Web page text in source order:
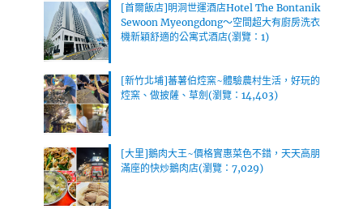
[首爾飯店]明洞世運酒店Hotel The Bontanik
Sewoon Myeongdong～空間超大有廚房洗衣
機新穎舒適的公寓式酒店(瀏覽：1)
[新竹北埔]蕃薯伯焢窯~體驗農村生活，好玩的
焢窯、做披薩、草劍(瀏覽：14,403)
[大里]鵝肉大王~價格實惠菜色不錯，天天高朋
滿座的快炒鵝肉店(瀏覽：7,029)